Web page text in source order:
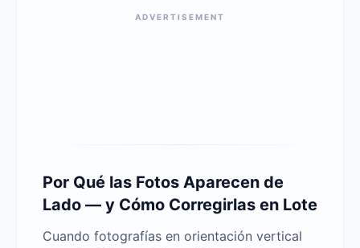
ADVERTISEMENT
Por Qué las Fotos Aparecen de
Lado — y Cómo Corregirlas en Lote
Cuando fotografías en orientación vertical